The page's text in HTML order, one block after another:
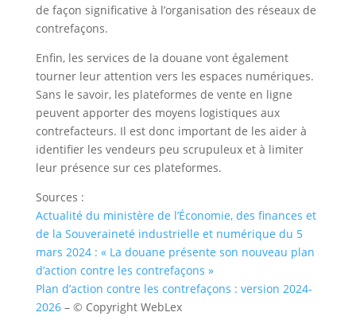
de façon significative à l’organisation des réseaux de
contrefaçons.
Enfin, les services de la douane vont également
tourner leur attention vers les espaces numériques.
Sans le savoir, les plateformes de vente en ligne
peuvent apporter des moyens logistiques aux
contrefacteurs. Il est donc important de les aider à
identifier les vendeurs peu scrupuleux et à limiter
leur présence sur ces plateformes.
Sources :
Actualité du ministère de l’Économie, des finances et
de la Souveraineté industrielle et numérique du 5
mars 2024 : « La douane présente son nouveau plan
d’action contre les contrefaçons »
Plan d’action contre les contrefaçons : version 2024-
2026– © Copyright WebLex